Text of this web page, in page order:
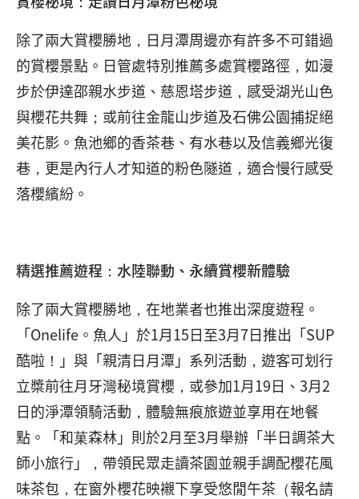
除了兩大賞櫻勝地，日月潭周邊亦有許多不可錯過
的賞櫻景點。日管處特別推薦多處賞櫻路徑，如漫
步於伊達邵親水步道、慈恩塔步道，感受湖光山色
與櫻花共舞；或前往金龍山步道及石佛公園捕捉絕
美花影。魚池鄉的香茶巷、有水巷以及信義鄉光復
巷，更是內行人才知道的粉色隧道，適合慢行感受
落櫻繽紛。
精選推薦遊程：水陸聯動、永續賞櫻新體驗
除了兩大賞櫻勝地，在地業者也推出深度遊程。
「Onelife。魚人」於1月15日至3月7日推出「SUP
酷啦！」與「親清日月潭」系列活動，遊客可划行
立槳前往月牙灣秘境賞櫻，或參加1月19日、3月2
日的淨潭領騎活動，體驗無痕旅遊並享用在地餐
點。「和菓森林」則於2月至3月舉辦「半日調茶大
師小旅行」，帶領民眾走讀茶園並親手調配櫻花風
味茶包，在窗外櫻花映襯下享受悠閒午茶（報名請